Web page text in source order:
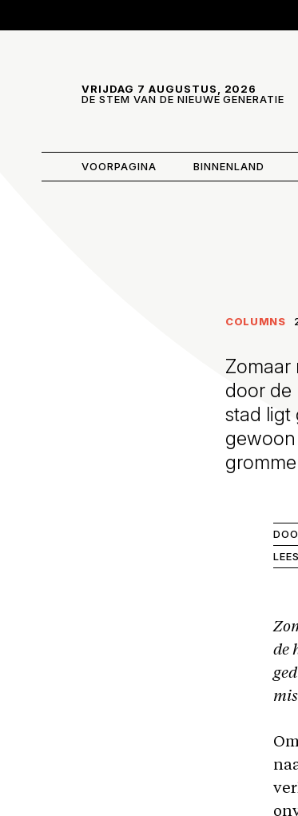
VRIJDAG 7 AUGUSTUS, 2026
DE STEM VAN DE NIEUWE GENERATIE
VOORPAGINA BINNENLAND
COLUMNS
Zomaar
door de
stad ligt
gewoon
de